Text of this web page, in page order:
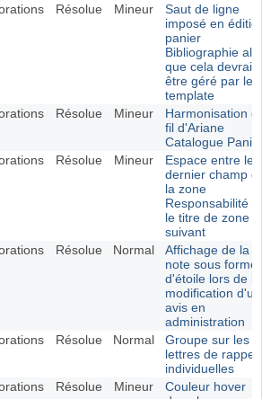
Résolue Mineur
Saut de ligne
imposé en
panier
Bibliographie
que cela devrait
être géré par le
template
Résolue Mineur
Harmonisation
fil d'Ariane
Catalogue
Résolue Mineur
Espace entre le
dernier champ
la zone
Responsabilité et
le titre de zone
suivant
Résolue Normal
Affichage de la
note sous forme
d'étoile lors de la
modification d'un
avis en
administration
Résolue Normal
Groupe sur les
lettres de rappel
individuelles
Résolue Mineur
Couleur hover